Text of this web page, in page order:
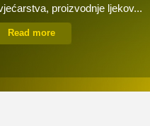
proizvodnje ljekov...
Read more